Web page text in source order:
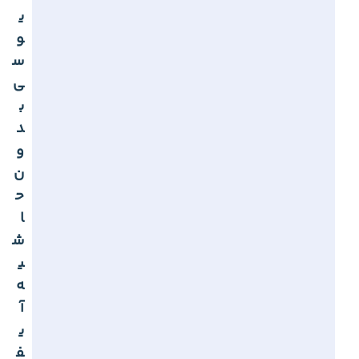
س
پ
ر
ا
ی
و
س
ی
ب
د
و
ن
ح
ا
ش